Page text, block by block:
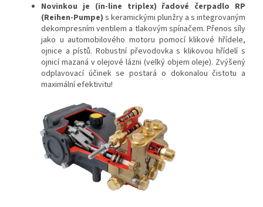
Novinkou je (in-line triplex) řadové čerpadlo RP
(Reihen-Pumpe) s keramickými plunžry a s integrovaným
dekompresním ventilem a tlakovým spínačem. Přenos síly
jako u automobilového motoru pomocí klikové hřídele,
ojnice a pístů. Robustní převodovka s klikovou hřídelí s
ojnicí mazaná v olejové lázni (velký objem oleje). Zvýšený
odplavovací účinek se postará o dokonalou čistotu a
maximální efektivitu!